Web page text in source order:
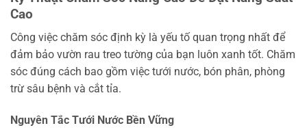
Cao
Công việc chăm sóc định kỳ là yếu tố quan trọng nhất để
đảm bảo vườn rau treo tường của bạn luôn xanh tốt. Chăm
sóc đúng cách bao gồm việc tưới nước, bón phân, phòng
trừ sâu bệnh và cắt tỉa.
Nguyên Tắc Tưới Nước Bền Vững